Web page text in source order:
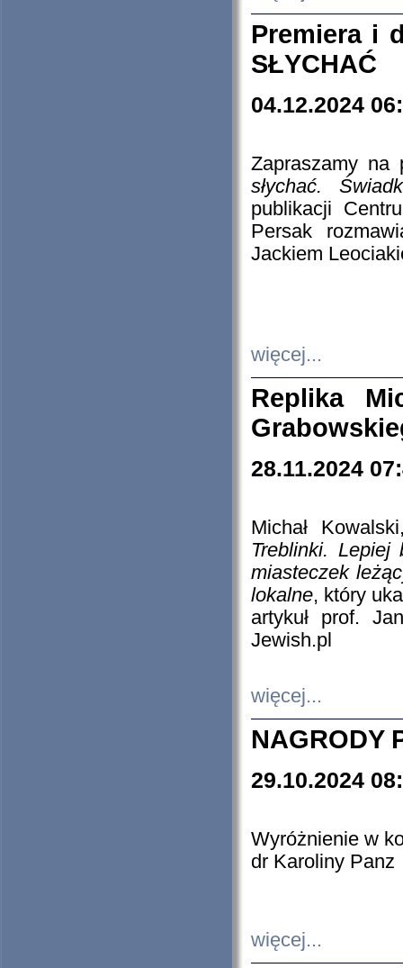
Premiera i
SŁYCHAĆ
04.12.2024
Zapraszamy
słychać.
publikacji
Persak
Jackiem
więcej...
Replika
28.11.2024
Michał
Treblinki. Lepiej
miasteczek
lokalne, który
artykuł prof.
Jewish.pl
więcej...
NAGRODY
29.10.2024
Wyróżnienie w
dr Karoliny Panz
więcej...